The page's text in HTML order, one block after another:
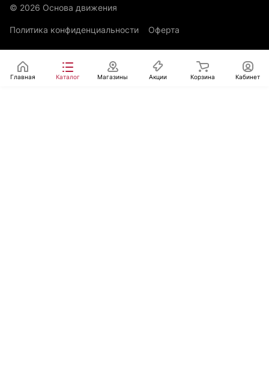
© 2026 Основа движения
Политика конфиденциальности Оферта
Главная Каталог Магазины Акции Корзина Кабинет